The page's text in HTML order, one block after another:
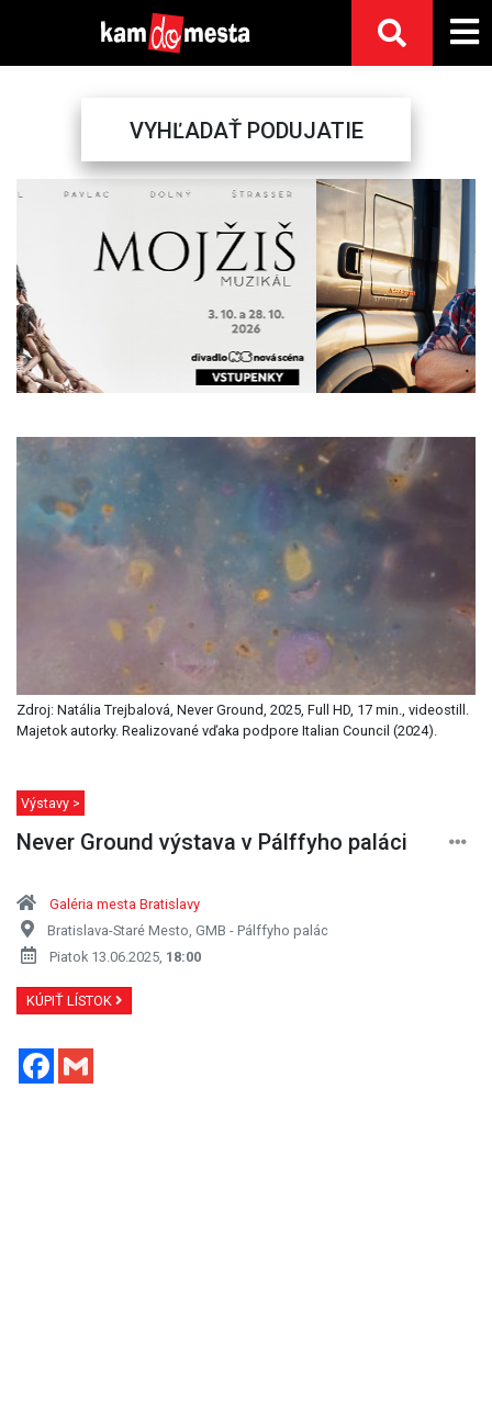
VYHĽADAŤ PODUJATIE
Next
Zdroj: Natália Trejbalová, Never Ground, 2025, Full HD, 17 min., videostill.
Majetok autorky. Realizované vďaka podpore Italian Council (2024).
Výstavy >
Never Ground výstava v Pálffyho paláci
Galéria mesta Bratislavy
Bratislava-Staré Mesto, GMB - Pálffyho palác
Piatok 13.06.2025, 18:00
KÚPIŤ LÍSTOK
Facebook